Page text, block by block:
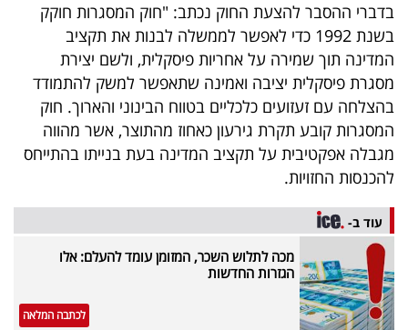
UNDER
40
שיתופי
פעולה
דרושים
ניוזלטרים
בדברי ההסבר להצעת החוק נכתב: "חוק המסגרות חוקק
בשנת 1992 כדי לאפשר לממשלה לבנות את תקציב
המדינה תוך שמירה על אחריות פיסקלית, ולשם יצירת
מסגרת פיסקלית יציבה ואמינה שתאפשר למשק להתמודד
בהצלחה עם זעזועים כלכליים בטווח הבינוני והארוך. חוק
המסגרות קובע תקרת גירעון כאחוז מהתוצר, אשר מהווה
מגבלה אפקטיבית על תקציב המדינה בעת בנייתו בהתייחס
להכנסות החזויות.
עוד ב-
מכה לתלוש השכר, המזומן עומד להעלם: אלו
הגזרות החדשות
לכתבה המלאה